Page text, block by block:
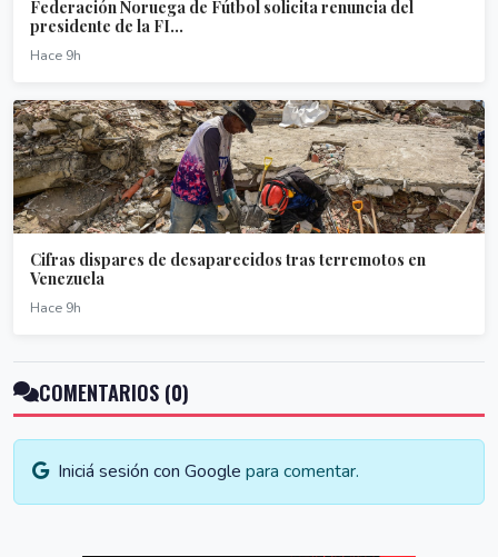
Federación Noruega de Fútbol solicita renuncia del
presidente de la FI...
Hace 9h
Cifras dispares de desaparecidos tras terremotos en
Venezuela
Hace 9h
COMENTARIOS (0)
Iniciá sesión con Google para comentar.